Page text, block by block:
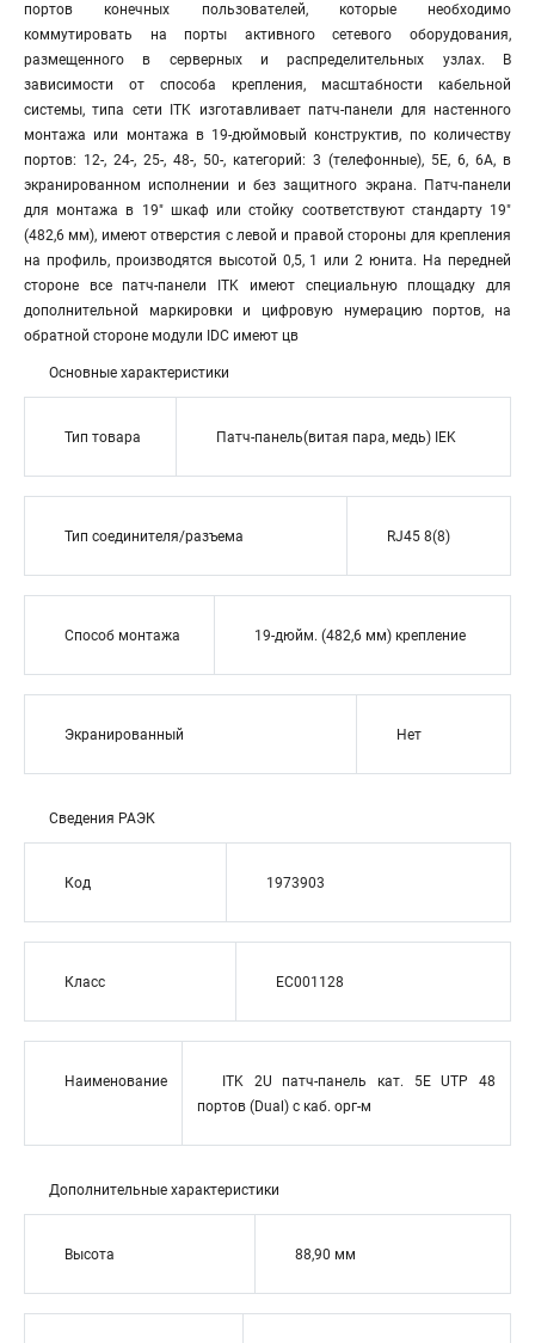
портов конечных пользователей, которые необходимо
коммутировать на порты активного сетевого оборудования,
размещенного в серверных и распределительных узлах. В
зависимости от способа крепления, масштабности кабельной
системы, типа сети ITK изготавливает патч-панели для настенного
монтажа или монтажа в 19-дюймовый конструктив, по количеству
портов: 12-, 24-, 25-, 48-, 50-, категорий: 3 (телефонные), 5E, 6, 6A, в
экранированном исполнении и без защитного экрана. Патч-панели
для монтажа в 19" шкаф или стойку соответствуют стандарту 19"
(482,6 мм), имеют отверстия с левой и правой стороны для крепления
на профиль, производятся высотой 0,5, 1 или 2 юнита. На передней
стороне все патч-панели ITK имеют специальную площадку для
дополнительной маркировки и цифровую нумерацию портов, на
обратной стороне модули IDC имеют цв
Основные характеристики
Тип товара Патч-панель(витая пара, медь) IEK
Тип соединителя/разъема RJ45 8(8)
Способ монтажа 19-дюйм. (482,6 мм) крепление
Экранированный Нет
Сведения РАЭК
Код 1973903
Класс EC001128
Наименование
ITK 2U патч-панель кат. 5Е UTP 48
портов (Dual) с каб. орг-м
Дополнительные характеристики
Высота 88,90 мм